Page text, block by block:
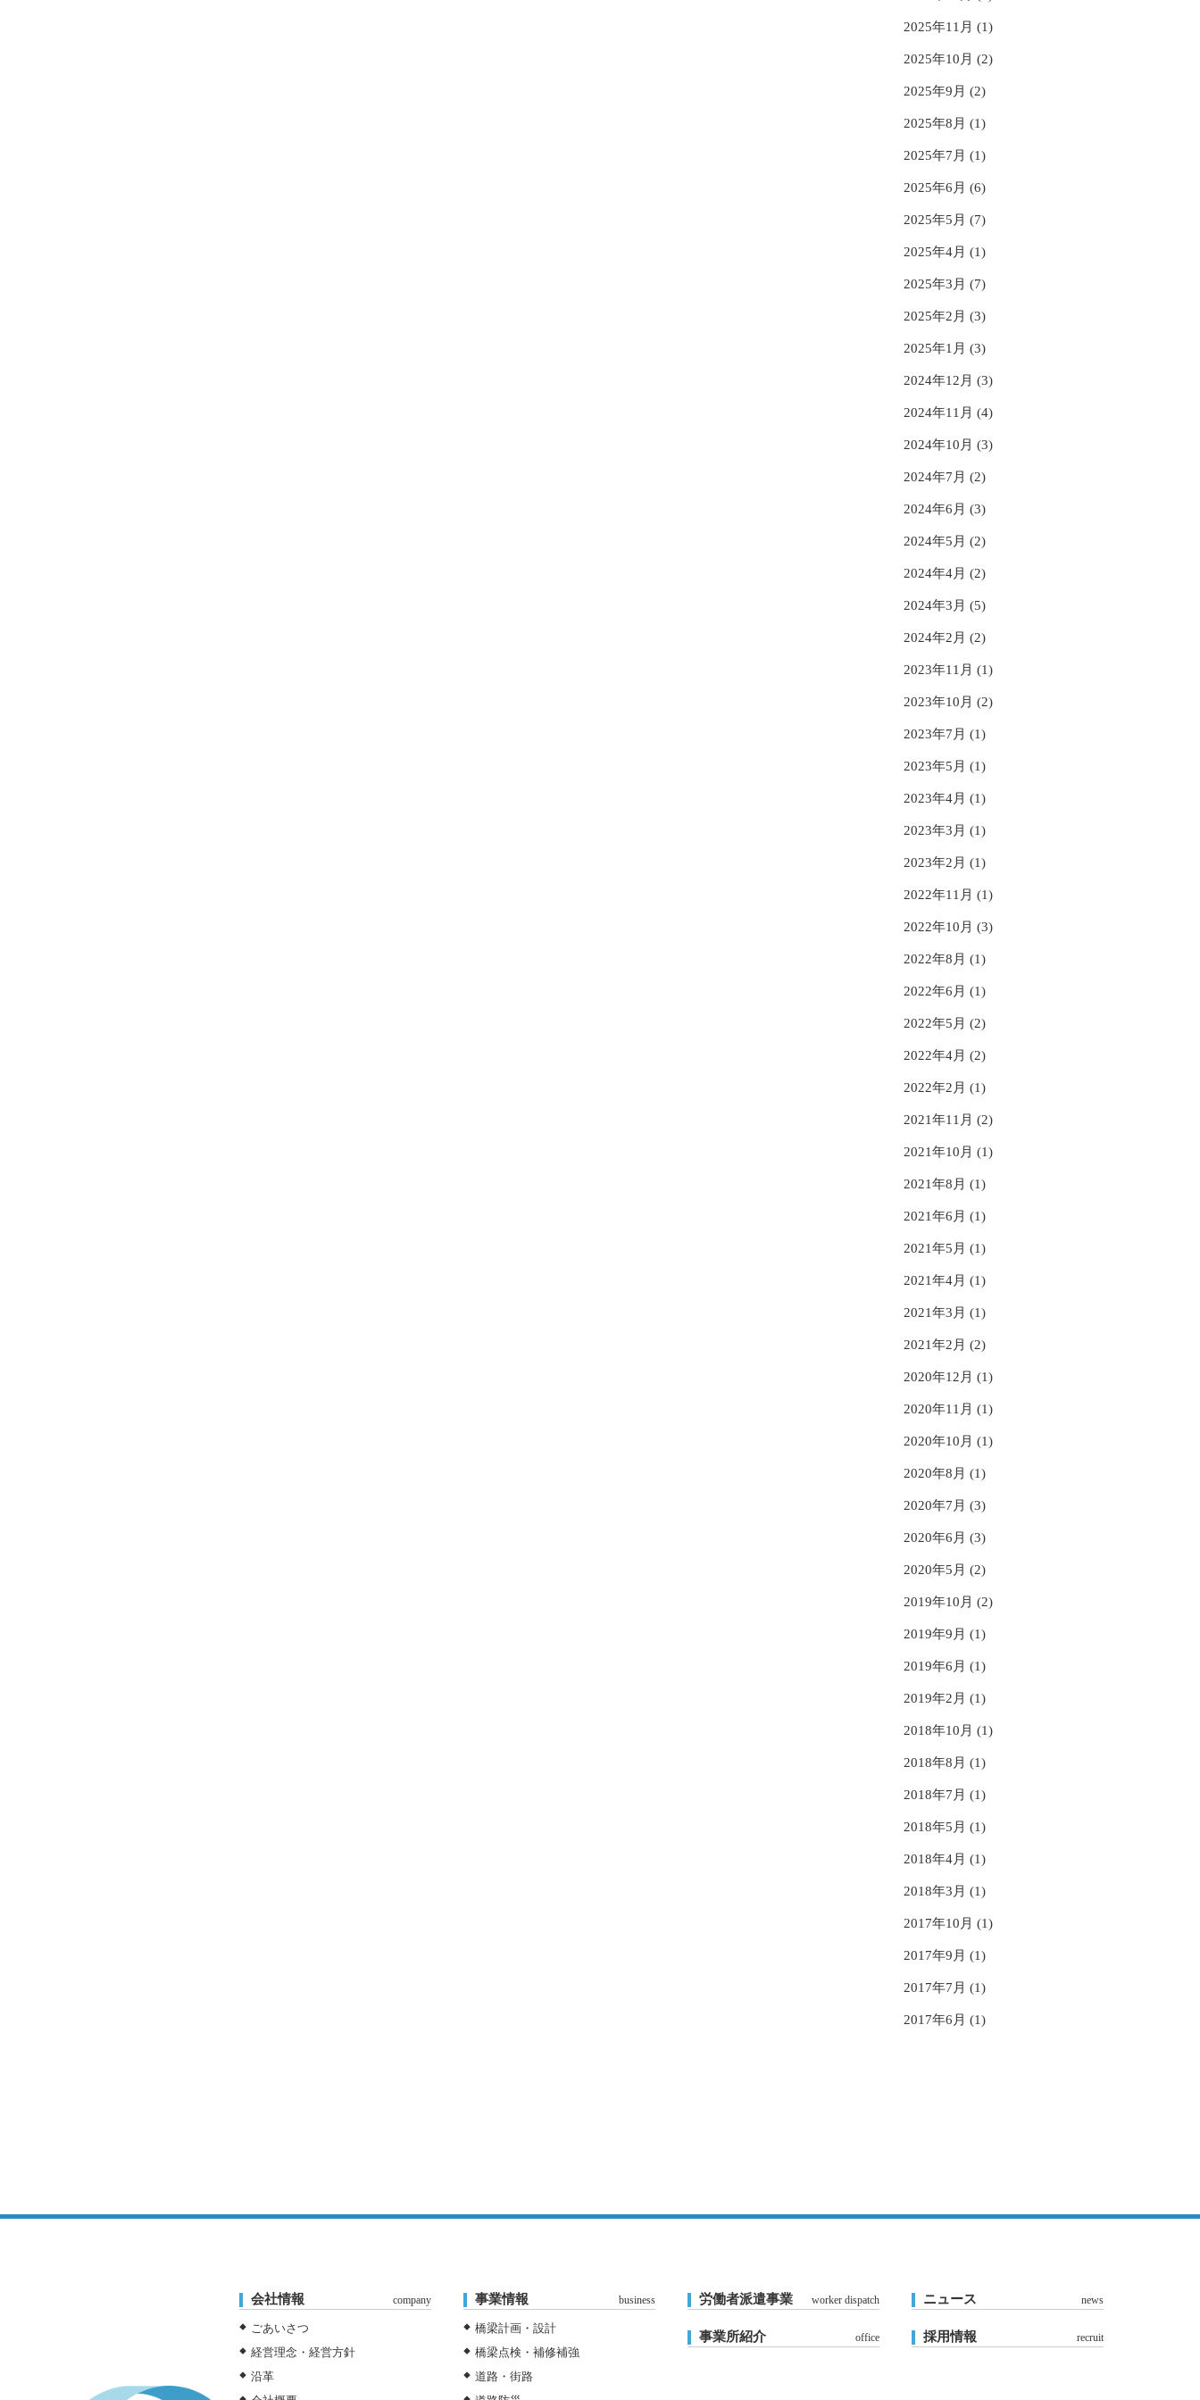
2025年11月 (1)
2025年10月 (2)
2025年9月 (2)
2025年8月 (1)
2025年7月 (1)
2025年6月 (6)
2025年5月 (7)
2025年4月 (1)
2025年3月 (7)
2025年2月 (3)
2025年1月 (3)
2024年12月 (3)
2024年11月 (4)
2024年10月 (3)
2024年7月 (2)
2024年6月 (3)
2024年5月 (2)
2024年4月 (2)
2024年3月 (5)
2024年2月 (2)
2023年11月 (1)
2023年10月 (2)
2023年7月 (1)
2023年5月 (1)
2023年4月 (1)
2023年3月 (1)
2023年2月 (1)
2022年11月 (1)
2022年10月 (3)
2022年8月 (1)
2022年6月 (1)
2022年5月 (2)
2022年4月 (2)
2022年2月 (1)
2021年11月 (2)
2021年10月 (1)
2021年8月 (1)
2021年6月 (1)
2021年5月 (1)
2021年4月 (1)
2021年3月 (1)
2021年2月 (2)
2020年12月 (1)
2020年11月 (1)
2020年10月 (1)
2020年8月 (1)
2020年7月 (3)
2020年6月 (3)
2020年5月 (2)
2019年10月 (2)
2019年9月 (1)
2019年6月 (1)
2019年2月 (1)
2018年10月 (1)
2018年8月 (1)
2018年7月 (1)
2018年5月 (1)
2018年4月 (1)
2018年3月 (1)
2017年10月 (1)
2017年9月 (1)
2017年7月 (1)
2017年6月 (1)
会社情報 company
ごあいさつ
経営理念・経営方針
沿革
事業情報 business
橋梁計画・設計
橋梁点検・補修補強
道路・街路
労働者派遣事業 worker dispatch
事業所紹介 office
ニュース news
採用情報 recruit